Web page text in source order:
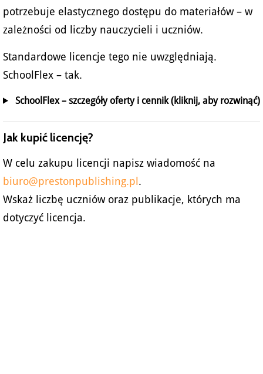
potrzebuje elastycznego dostępu do materiałów – w
zależności od liczby nauczycieli i uczniów.
Standardowe licencje tego nie uwzględniają.
SchoolFlex – tak.
SchoolFlex – szczegóły oferty i cennik (kliknij, aby rozwinąć)
Jak kupić licencję?
W celu zakupu licencji napisz wiadomość na
biuro@prestonpublishing.pl.
Wskaż liczbę uczniów oraz publikacje, których ma
dotyczyć licencja.